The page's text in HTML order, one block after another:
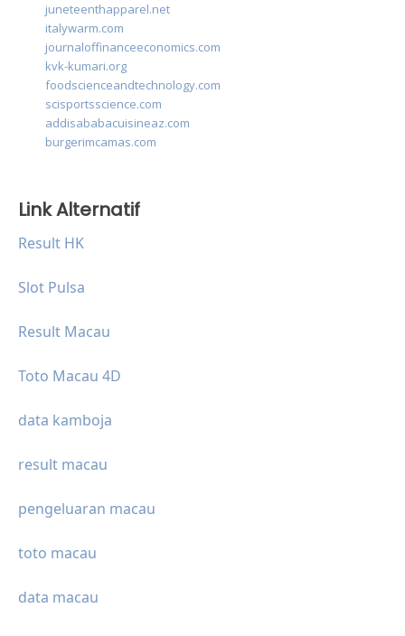
juneteenthapparel.net
italywarm.com
journaloffinanceeconomics.com
kvk-kumari.org
foodscienceandtechnology.com
scisportsscience.com
addisababacuisineaz.com
burgerimcamas.com
Link Alternatif
Result HK
Slot Pulsa
Result Macau
Toto Macau 4D
data kamboja
result macau
pengeluaran macau
toto macau
data macau